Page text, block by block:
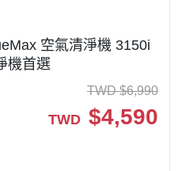
空氣清淨機 3150i
機首選
TWD $6,990
TWD $4,590